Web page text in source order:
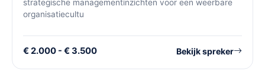
strategische managementinzichten voor een weerbare
organisatiecultu
€ 2.000 - € 3.500 Bekijk spreker